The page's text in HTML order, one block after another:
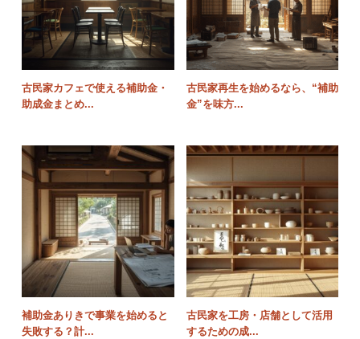
古民家カフェで使える補助金・
助成金まとめ...
古民家再生を始めるなら、“補助
金”を味方...
補助金ありきで事業を始めると
失敗する？計...
古民家を工房・店舗として活用
するための成...